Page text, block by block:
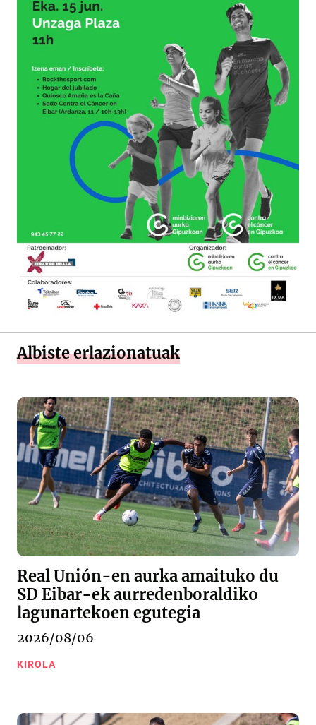
Albiste erlazionatuak
Real Unión-en aurka amaituko du
SD Eibar-ek aurredenboraldiko
lagunartekoen egutegia
2026/08/06
KIROLA